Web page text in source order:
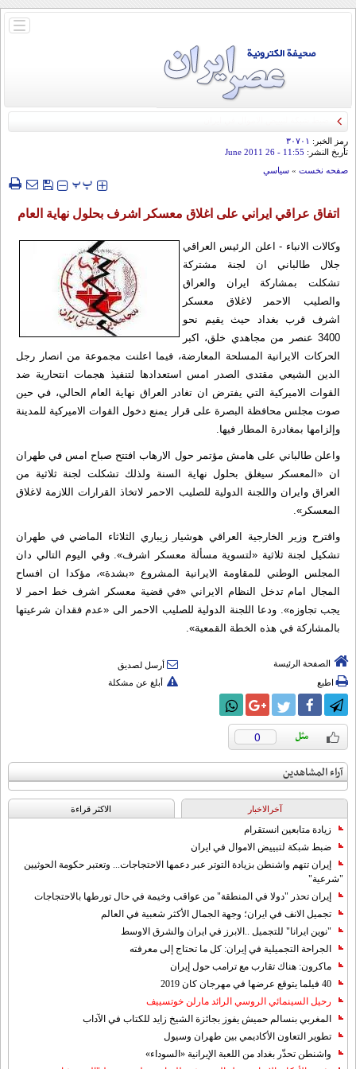
باز
رمز الخبر: ۳۰۷۰۱
تأريخ النشر: 11:55
- 26 June 2011
صفحه نخست » سياسي
‍‍‍ پپ
اتفاق عراقي ايراني على اغلاق معسكر اشرف بحلول نهاية العام
وكالات الانباء - اعلن الرئيس العراقي
جلال طالباني ان لجنة مشتركة
تشكلت بمشاركة ايران والعراق
والصليب الاحمر لاغلاق معسكر
اشرف قرب بغداد حيث يقيم نحو
3400 عنصر من مجاهدي خلق، اكبر
الحركات الايرانية المسلحة المعارضة، فيما اعلنت مجموعة من انصار رجل
الدين الشيعي مقتدى الصدر امس استعدادها لتنفيذ هجمات انتحارية ضد
القوات الاميركية التي يفترض ان تغادر العراق نهاية العام الحالي، في حين
صوت مجلس محافظة البصرة على قرار يمنع دخول القوات الاميركية للمدينة
وإلزامها بمغادرة المطار فيها.
واعلن طالباني على هامش مؤتمر حول الارهاب افتتح صباح امس في طهران
ان «المعسكر سيغلق بحلول نهاية السنة ولذلك تشكلت لجنة ثلاثية من
العراق وايران واللجنة الدولية للصليب الاحمر لاتخاذ القرارات اللازمة لاغلاق
المعسكر».
واقترح وزير الخارجية العراقي هوشيار زيباري الثلاثاء الماضي في طهران
تشكيل لجنة ثلاثية «لتسوية مسألة معسكر اشرف». وفي اليوم التالي دان
المجلس الوطني للمقاومة الايرانية المشروع «بشدة»، مؤكدا ان افساح
المجال امام تدخل النظام الايراني «في قضية معسكر اشرف خط احمر لا
يجب تجاوزه». ودعا اللجنة الدولية للصليب الاحمر الى «عدم فقدان شرعيتها
بالمشاركة في هذه الخطة القمعية».
الصفحة الرئيسة
أرسل لصديق
اطبع
أبلغ عن مشكلة
0
آراء المشاهدين
آخرالاخبار الاکثر قراءة
زيادة متابعين انستقرام
ضبط شبكة لتبييض الاموال في ايران
إيران تتهم واشنطن بزيادة التوتر عبر دعمها الاحتجاجات... وتعتبر حكومة الحوثيين
"شرعية"
إيران تحذر "دولا في المنطقة" من عواقب وخيمة في حال تورطها بالاحتجاجات
تجميل الانف في ايران؛ وجهة الجمال الأكثر شعبية في العالم
"نوين ايرانا" للتجميل ..الابرز في ايران والشرق الاوسط
الجراحة التجميلية في إيران: كل ما تحتاج إلى معرفته
ماكرون: هناك تقارب مع ترامب حول إيران
40 فيلما يتوقع عرضها في مهرجان كان 2019
رحيل السينمائي الروسي الرائد مارلن خوتسييف
المغربي بنسالم حميش يفوز بجائزة الشيخ زايد للكتاب في الآداب
تطوير التعاون الأكاديمي بين طهران وسيول
واشنطن تحذّر بغداد من اللعبة الإيرانية «السوداء»